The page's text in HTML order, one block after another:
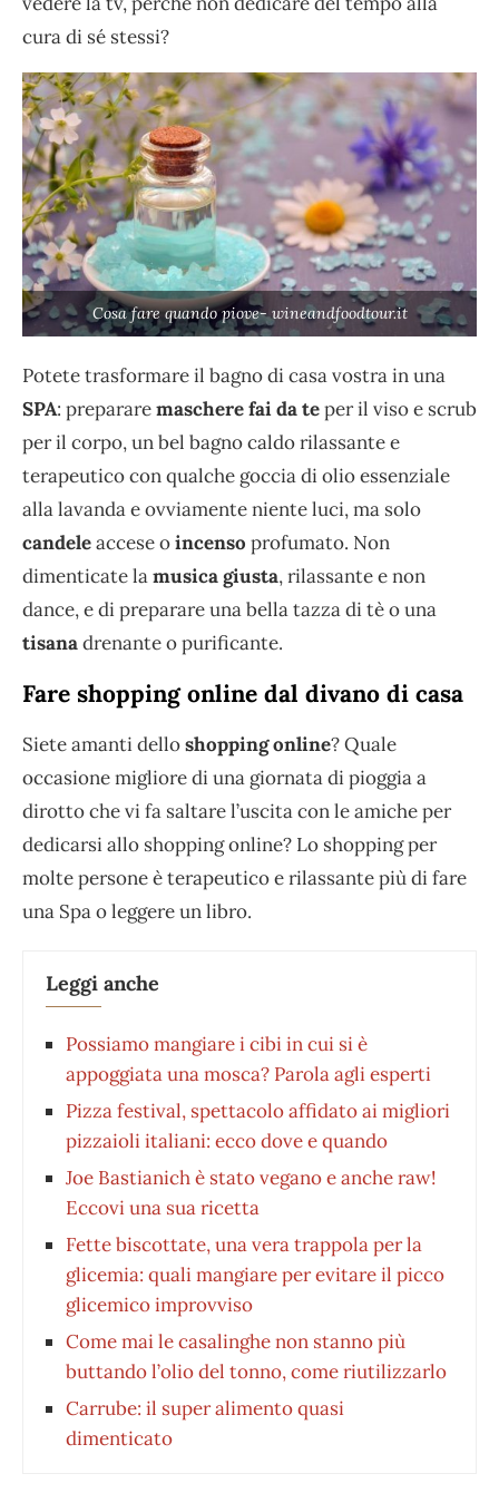
cura di sé stessi?
Cosa fare quando piove- wineandfoodtour.it
Potete trasformare il bagno di casa vostra in una
SPA: prepararemaschere fai da teper il viso e scrub
per il corpo, un bel bagno caldo rilassante e
terapeutico con qualche goccia di olio essenziale
alla lavanda e ovviamente niente luci, ma solo
candeleaccese oincenso profumato. Non
dimenticate lamusica giusta, rilassante e non
dance, e di preparare una bella tazza di tè o una
tisanadrenante o purificante.
Fare shopping online dal divano di casa
Siete amanti delloshopping online? Quale
occasione migliore di una giornata di pioggia a
dirotto che vi fa saltare l’uscita con le amiche per
dedicarsi allo shopping online? Lo shopping per
molte persone è terapeutico e rilassante più di fare
una Spa o leggere un libro.
Leggi anche
Possiamo mangiare i cibi in cui si è
appoggiata una mosca? Parola agli esperti
Pizza festival, spettacolo affidato ai migliori
pizzaioli italiani: ecco dove e quando
Joe Bastianich è stato vegano e anche raw!
Eccovi una sua ricetta
Fette biscottate, una vera trappola per la
glicemia: quali mangiare per evitare il picco
glicemico improvviso
Come mai le casalinghe non stanno più
buttando l’olio del tonno, come riutilizzarlo
Carrube: il super alimento quasi
dimenticato